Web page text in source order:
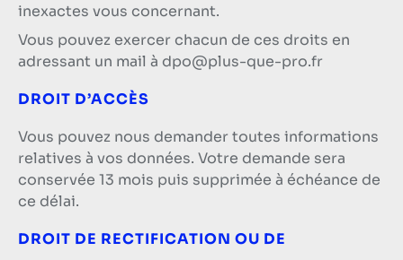
inexactes vous concernant.
Vous pouvez exercer chacun de ces droits en
adressant un mail à dpo@plus-que-pro.fr
DROIT D’ACCÈS
Vous pouvez nous demander toutes informations
relatives à vos données. Votre demande sera
conservée 13 mois puis supprimée à échéance de
ce délai.
DROIT DE RECTIFICATION OU DE